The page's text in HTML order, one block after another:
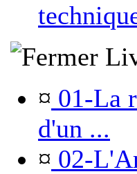
¤ 01-La
d'un ...
¤ 02-